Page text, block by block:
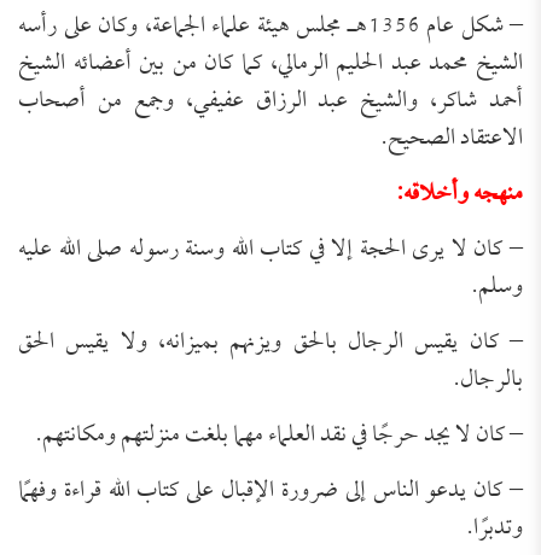
– شكل عام 1356هـ مجلس هيئة علماء الجماعة، وكان على رأسه
الشيخ محمد عبد الحليم الرمالي، كما كان من بين أعضائه الشيخ
أحمد شاكر، والشيخ عبد الرزاق عفيفي، وجمع من أصحاب
الاعتقاد الصحيح.
منهجه وأخلاقه:
– كان لا يرى الحجة إلا في كتاب الله وسنة رسوله صلى الله عليه
وسلم.
– كان يقيس الرجال بالحق ويزنهم بميزانه، ولا يقيس الحق
بالرجال.
– كان لا يجد حرجًا في نقد العلماء مهما بلغت منزلتهم ومكانتهم.
– كان يدعو الناس إلى ضرورة الإقبال على كتاب الله قراءة وفهمًا
وتدبرًا.